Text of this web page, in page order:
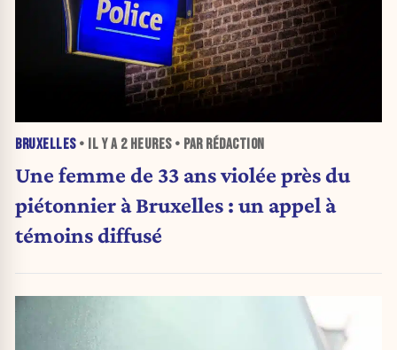
BRUXELLES• IL Y A 2 HEURES• PAR RÉDACTION
Une femme de 33 ans violée près du
piétonnier à Bruxelles : un appel à
témoins diffusé